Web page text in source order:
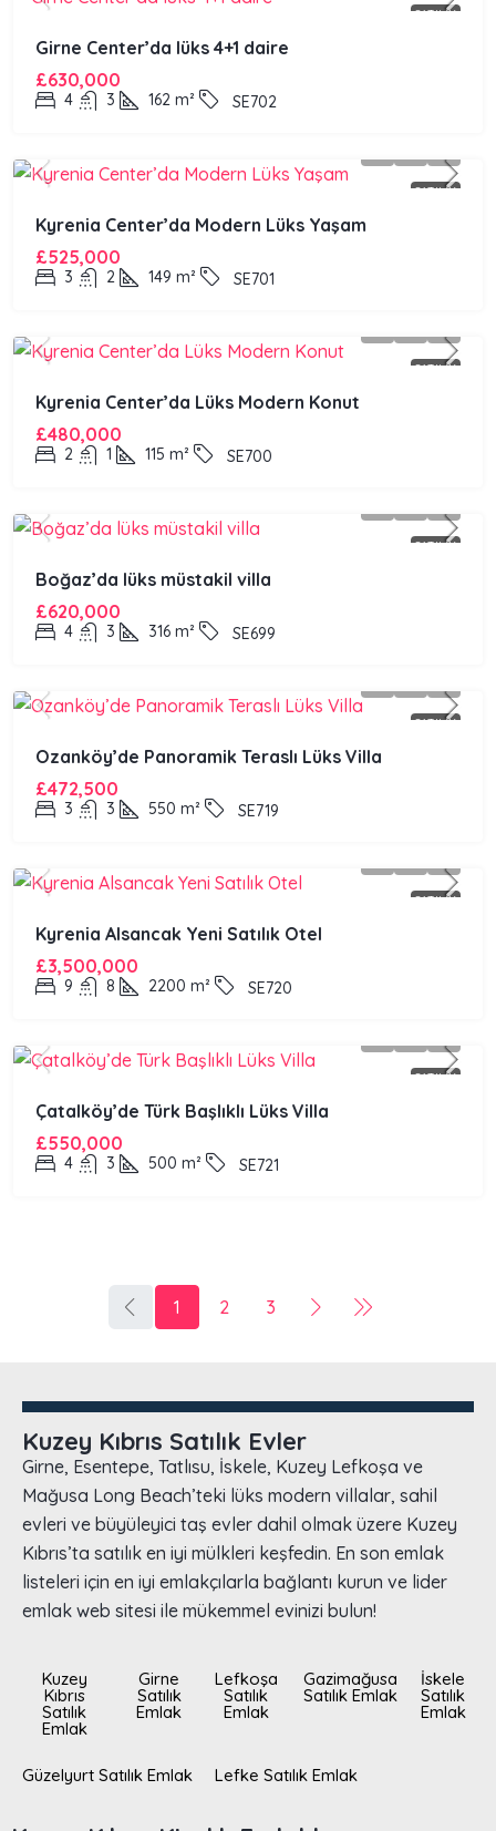
SATILIK
Girne Center’da lüks 4+1 daire
£630,000
4 3 162 m² SE702
SATILIK
Kyrenia Center’da Modern Lüks Yaşam
£525,000
3 2 149 m² SE701
SATILIK
Kyrenia Center’da Lüks Modern Konut
£480,000
2 1 115 m² SE700
SATILIK
Boğaz’da lüks müstakil villa
£620,000
4 3 316 m² SE699
SATILIK
Ozanköy’de Panoramik Teraslı Lüks Villa
£472,500
3 3 550 m² SE719
SATILIK
Kyrenia Alsancak Yeni Satılık Otel
£3,500,000
9 8 2200 m² SE720
SATILIK
Çatalköy’de Türk Başlıklı Lüks Villa
£550,000
4 3 500 m² SE721
1 2 3
Kuzey Kıbrıs Satılık Evler
Girne, Esentepe, Tatlısu, İskele, Kuzey Lefkoşa ve
Mağusa Long Beach’teki lüks modern villalar, sahil
evleri ve büyüleyici taş evler dahil olmak üzere Kuzey
Kıbrıs’ta satılık en iyi mülkleri keşfedin. En son emlak
listeleri için en iyi emlakçılarla bağlantı kurun ve lider
emlak web sitesi ile mükemmel evinizi bulun!
Kuzey
Kıbrıs
Satılık
Emlak
Girne
Satılık
Emlak
Lefkoşa
Satılık
Emlak
Gazimağusa
Satılık Emlak
İskele
Satılık
Emlak
Güzelyurt Satılık Emlak Lefke Satılık Emlak